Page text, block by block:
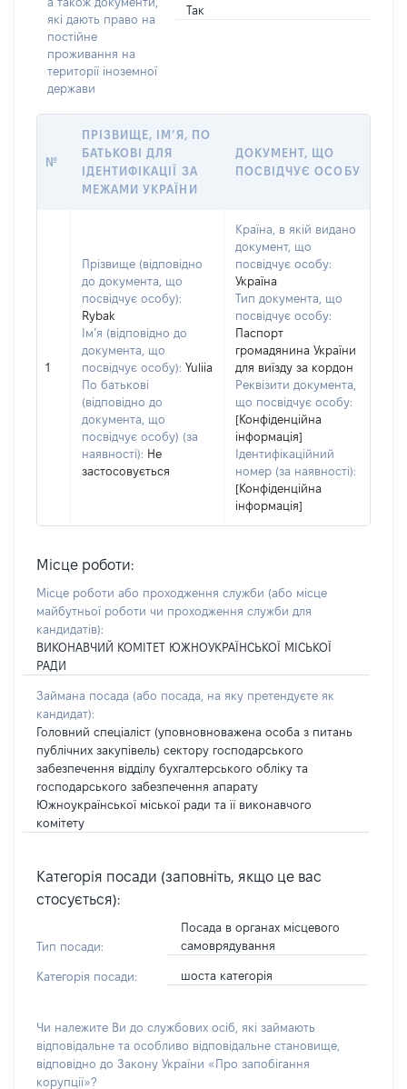
які дають право на
постійне
проживання на
території іноземної
держави
Так
№
ПРІЗВИЩЕ, ІМ’Я, ПО
БАТЬКОВІ ДЛЯ
ІДЕНТИФІКАЦІЇ ЗА
МЕЖАМИ УКРАЇНИ
ДОКУМЕНТ, ЩО
ПОСВІДЧУЄ ОСОБУ
1
Прізвище (відповідно
до документа, що
посвідчує особу):
Rybak
Ім’я (відповідно до
документа, що
посвідчує особу): Yuliia
По батькові
(відповідно до
документа, що
посвідчує особу) (за
наявності): Не
застосовується
Країна, в якій видано
документ, що
посвідчує особу:
Україна
Тип документа, що
посвідчує особу:
Паспорт
громадянина України
для виїзду за кордон
Реквізити документа,
що посвідчує особу:
[Конфіденційна
інформація]
Ідентифікаційний
номер (за наявності):
[Конфіденційна
інформація]
Місце роботи:
Місце роботи або проходження служби (або місце
майбутньої роботи чи проходження служби для
кандидатів):
ВИКОНАВЧИЙ КОМІТЕТ ЮЖНОУКРАЇНСЬКОЇ МІСЬКОЇ
РАДИ
Займана посада (або посада, на яку претендуєте як
кандидат):
Головний спеціаліст (уповновноважена особа з питань
публічних закупівель) сектору господарського
забезпечення відділу бухгалтерського обліку та
господарського забезпечення апарату
Южноукраїнської міської ради та її виконавчого
комітету
Категорія посади (заповніть, якщо це вас
стосується):
Тип посади:
Посада в органах місцевого
самоврядування
Категорія посади: шоста категорія
Чи належите Ви до службових осіб, які займають
відповідальне та особливо відповідальне становище,
відповідно до Закону України «Про запобігання
корупції»?